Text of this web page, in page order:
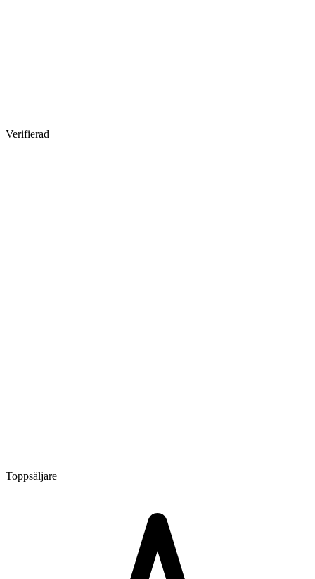
Verifierad
Toppsäljare